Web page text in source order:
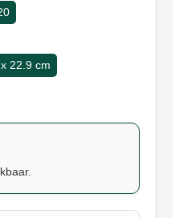
22.9 cm